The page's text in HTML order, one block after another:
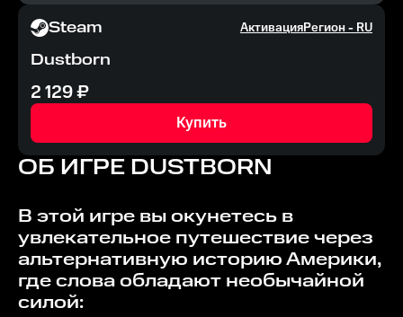
Steam АктивацияРегион -RU
Dustborn
2 129₽
Купить
ОБ ИГРЕ DUSTBORN
В этой игре вы окунетесь в
увлекательное путешествие через
альтернативную историю Америки,
где слова обладают необычайной
силой: